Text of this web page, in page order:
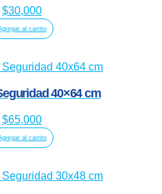
$30,000
al carrito
40×64 cm
$65,000
al carrito